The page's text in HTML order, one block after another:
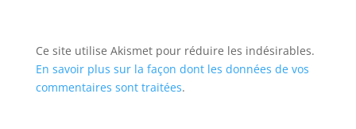
Ce site utilise Akismet pour réduire les indésirables.
En savoir plus sur la façon dont les données de vos
commentaires sont traitées.